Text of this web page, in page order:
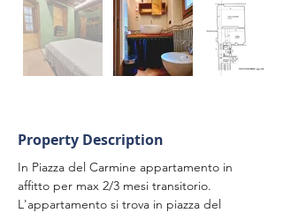
Property Description
In Piazza del Carmine appartamento in
affitto per max 2/3 mesi transitorio.
L'appartamento si trova in piazza del